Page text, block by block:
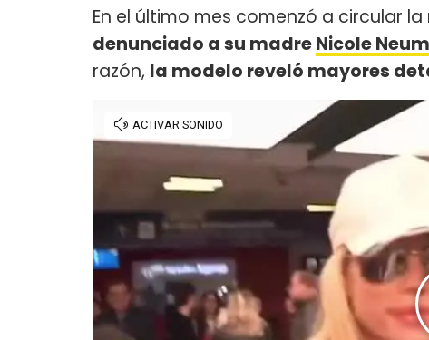
En el último mes comenzó a circular
denunciado a su madreNicole
razón, la modelo reveló mayores